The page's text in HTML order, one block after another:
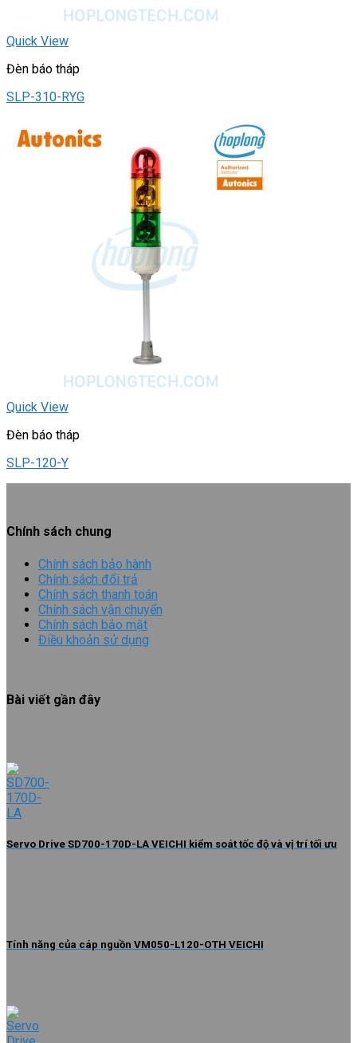
Quick View
Đèn báo tháp
SLP-310-RYG
Quick View
Đèn báo tháp
SLP-120-Y
Chính sách chung
Chính sách bảo hành
Chính sách đổi trả
Chính sách thanh toán
Chính sách vận chuyển
Chính sách bảo mật
Điều khoản sử dụng
Bài viết gần đây
Servo Drive SD700-170D-LA VEICHI kiểm soát tốc độ và vị trí tối ưu
Tính năng của cáp nguồn VM050-L120-OTH VEICHI